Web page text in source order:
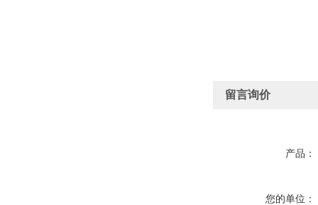
留言询价
产品：
您的单位：